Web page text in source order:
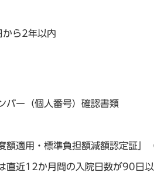
から2年以内
バー（個人番号）確認書類
額適用・標準負担額減額認定証」
直近12か月間の入院日数が90日以